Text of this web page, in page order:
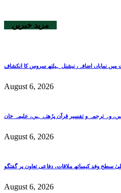
مزید خبریں
August 6, 2026
وہ ترجمہ و تفسیر قرآن پڑھتے ہیں، علیمہ خان
August 6, 2026
سطح وفد کیساتھ ملاقات، دفاعی تعاون پر گفتگو
August 6, 2026